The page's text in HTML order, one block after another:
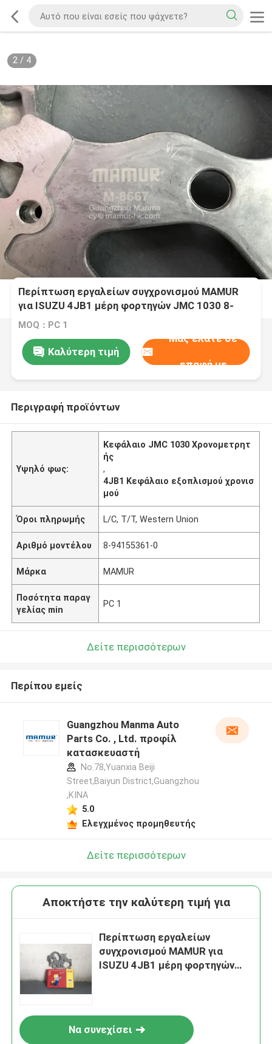
2/ 4
Περίπτωση εργαλείων συγχρονισμού MAMUR
για ISUZU 4JB1 μέρη φορτηγών JMC 1030 8-
94155361-0 ISUZU
MOQ：PC 1
Καλύτερη τιμή
Μας ελάτε σε
επαφή με
Περιγραφή προϊόντων
Υψηλό φως:
Κεφάλαιο JMC 1030 Χρονομετρητ
ής
,
4JB1 Κεφάλαιο εξοπλισμού χρονισ
μού
Όροι πληρωμής L/C, T/T, Western Union
Αριθμό μοντέλου 8-94155361-0
Μάρκα MAMUR
Ποσότητα παραγ
γελίας min
PC 1
Δείτε περισσότερων
Περίπου εμείς
Guangzhou Manma Auto
Parts Co. , Ltd. προφίλ
κατασκευαστή
No.78,Yuanxia Beiji
Street,Baiyun District,Guangzhou
,ΚΙΝΑ
5.0
Ελεγχμένος προμηθευτής
Δείτε περισσότερων
Αποκτήστε την καλύτερη τιμή για
Περίπτωση εργαλείων
συγχρονισμού MAMUR για
ISUZU 4JB1 μέρη φορτηγών
Να συνεχίσει